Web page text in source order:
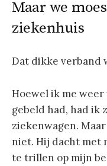
Maar we
ziekenhuis
Dat dikke verband
Hoewel ik me
gebeld had, had ik
ziekenwagen.
niet. Hij dacht met
te trillen op mijn